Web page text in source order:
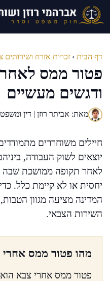
לדלג
לתוכן
דף הבית › זכויות אזרח ושירותים
פטור ממס
ודגשים מעשיים
מאת: אביתר רוזן | דין ומשפט
חיילים משוחררים
יוצאים לשוק העבודה,
לאחר תקופה ממושכת שבה
יחסית או לא קיימת כלל.
המדינה מציעה מגוון
השירות הצבאי.
מהו פטור ממס
פטור ממס אחרי צבא